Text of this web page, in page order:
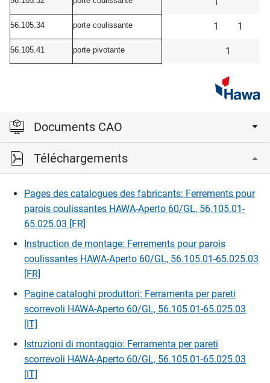
56.105.34 porte coulissante 1 1
56.105.41 porte pivotante 1
Documents CAO
Veuillez vous connecter pour afficher et télécharger les
fichiers CAD.
Téléchargements
Pages des catalogues des fabricants: Ferrements pour
parois coulissantes HAWA-Aperto 60/GL, 56.105.01-
65.025.03 [FR]
Instruction de montage: Ferrements pour parois
coulissantes HAWA-Aperto 60/GL, 56.105.01-65.025.03
[FR]
Pagine cataloghi produttori: Ferramenta per pareti
scorrevoli HAWA-Aperto 60/GL, 56.105.01-65.025.03
[IT]
Istruzioni di montaggio: Ferramenta per pareti
scorrevoli HAWA-Aperto 60/GL, 56.105.01-65.025.03
[IT]